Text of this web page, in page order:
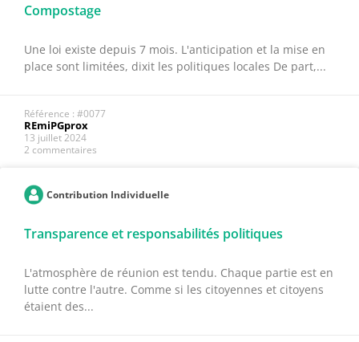
Compostage
Une loi existe depuis 7 mois. L'anticipation et la mise en
place sont limitées, dixit les politiques locales De part,...
Référence : #0077
REmiPGprox
13 juillet 2024
2 commentaires
Contribution Individuelle
Transparence et responsabilités politiques
L'atmosphère de réunion est tendu. Chaque partie est en
lutte contre l'autre. Comme si les citoyennes et citoyens
étaient des...